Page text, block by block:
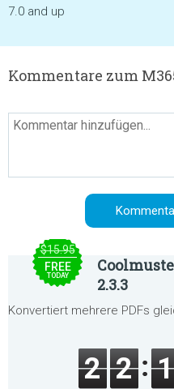
7.0 and up
Kommentare zum
$15.95
FREE
TODAY
2.3.3
Konvertiert mehrere PDFs
2 2 1